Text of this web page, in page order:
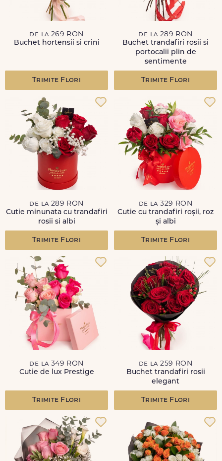
de la 269 RON
Buchet hortensii si crini
Trimite Flori
de la 289 RON
Buchet trandafiri rosii si
portocalii plin de
sentimente
Trimite Flori
de la 289 RON
Cutie minunata cu trandafiri
rosii si albi
Trimite Flori
de la 329 RON
Cutie cu trandafiri roșii, roz
și albi
Trimite Flori
de la 349 RON
Cutie de lux Prestige
Trimite Flori
de la 259 RON
Buchet trandafiri rosii
elegant
Trimite Flori